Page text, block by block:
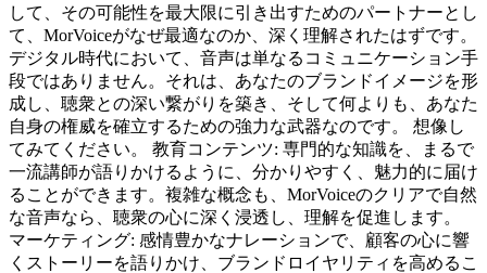
して、その可能性を最大限に引き出すためのパートナーとし
て、MorVoiceがなぜ最適なのか、深く理解されたはずです。
デジタル時代において、音声は単なるコミュニケーション手
段ではありません。それは、あなたのブランドイメージを形
成し、聴衆との深い繋がりを築き、そして何よりも、あなた
自身の権威を確立するための強力な武器なのです。 想像し
てみてください。 教育コンテンツ: 専門的な知識を、まるで
一流講師が語りかけるように、分かりやすく、魅力的に届け
ることができます。複雑な概念も、MorVoiceのクリアで自然
な音声なら、聴衆の心に深く浸透し、理解を促進します。
マーケティング: 感情豊かなナレーションで、顧客の心に響
くストーリーを語りかけ、ブランドロイヤリティを高めるこ